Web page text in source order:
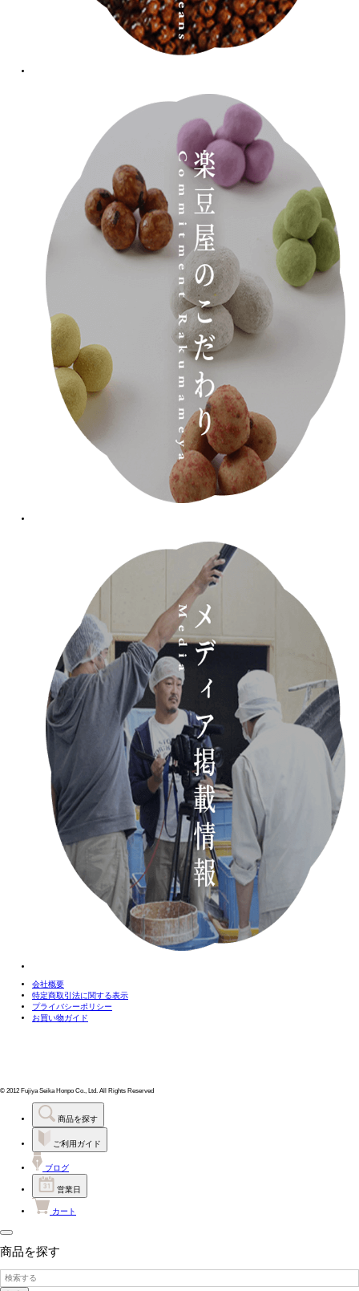
会社概要
特定商取引法に関する表示
プライバシーポリシー
お買い物ガイド
© 2012 Fujiya Seika Honpo Co., Ltd. All Rights Reserved
商品を探す
ご利用ガイド
ブログ
営業日
カート
商品を探す